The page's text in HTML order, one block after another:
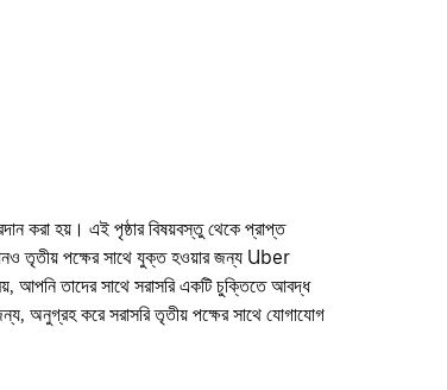
করা হয়। এই পৃষ্ঠার বিষয়বস্তু থেকে প্রাপ্ত
তৃতীয় পক্ষের সাথে যুক্ত হওয়ার জন্য Uber
আপনি তাদের সাথে সরাসরি একটি চুক্তিতে আবদ্ধ
করে সরাসরি তৃতীয় পক্ষের সাথে যোগাযোগ